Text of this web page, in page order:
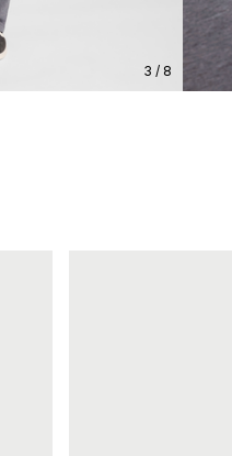
3 / 8